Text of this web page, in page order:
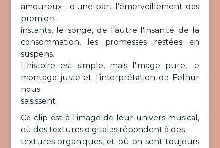
amoureux : d'une part l'émerveillement des
premiers
instants, le songe, de l'autre l'insanité de la
consommation, les promesses restées en
suspens.
L'histoire est simple, mais l'image pure, le
montage juste et l’interprétation de Felhur
nous
saisissent.
Ce clip est à l'image de leur univers musical,
où des textures digitales répondent à des
textures organiques, et où on sent toujours